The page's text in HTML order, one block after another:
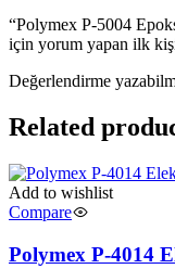
“Polymex P-5004
için yorum yapan ilk
Değerlendirme
Related
Add to wishlist
Compare
Polymex P-4014